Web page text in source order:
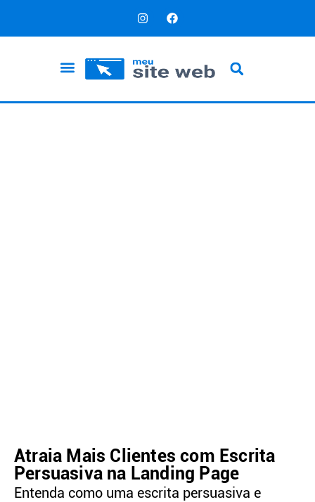
Atraia Mais Clientes com Escrita
Persuasiva na Landing Page
Entenda como uma escrita persuasiva e